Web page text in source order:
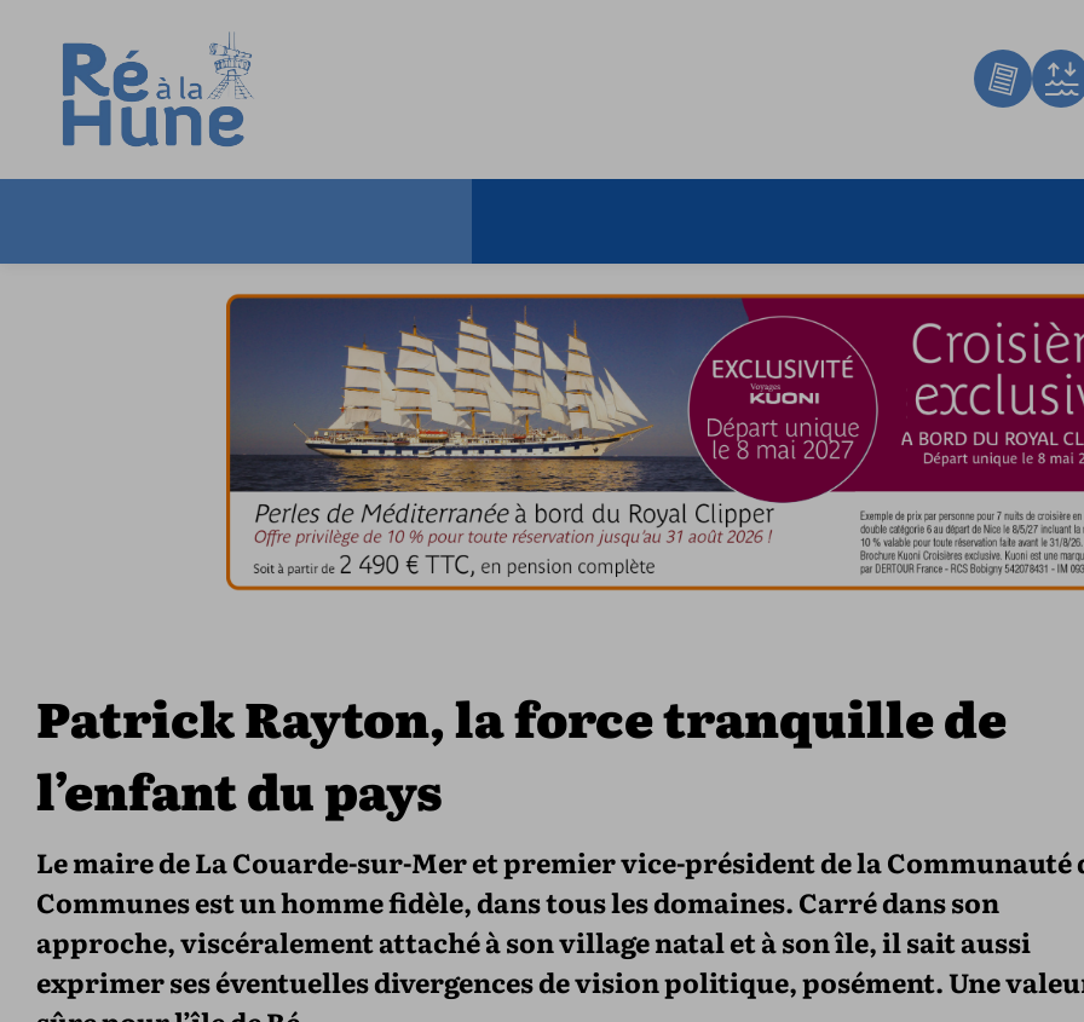
Patrick Rayton, la force tranquille de
l’enfant du pays
Le maire de La Couarde-sur-Mer et premier vice-président de la Communauté
Communes est un homme fidèle, dans tous les domaines. Carré dans son
approche, viscéralement attaché à son village natal et à son île, il sait aussi
exprimer ses éventuelles divergences de vision politique, posément. Une